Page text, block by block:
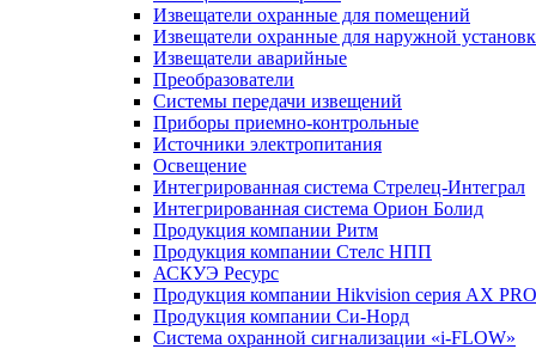
Извещатели охранные для помещений
Извещатели охранные для наружной
Извещатели аварийные
Преобразователи
Системы передачи извещений
Приборы приемно-контрольные
Источники электропитания
Освещение
Интегрированная система Стрелец-Интеграл
Интегрированная система Орион Болид
Продукция компании Ритм
Продукция компании Стелс НПП
АСКУЭ Ресурс
Продукция компании Hikvision серия AX PRO
Продукция компании Си-Норд
Система охранной сигнализации «i-FLOW»